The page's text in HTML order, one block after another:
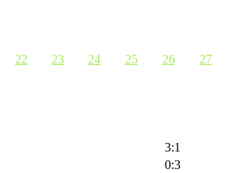
22 23 24 25 26 27
3:1
0:3